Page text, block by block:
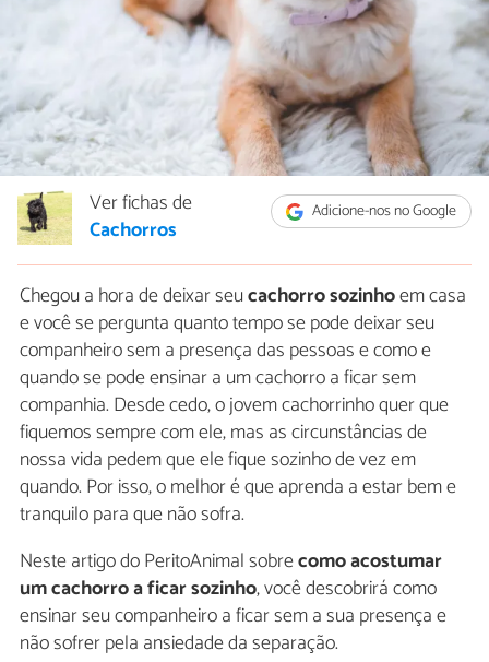
Adicione-nos no Google
Ver fichas de
Cachorros
Chegou a hora de deixar seucachorro sozinhoem casa
e você se pergunta quanto tempo se pode deixar seu
companheiro sem a presença das pessoas e como e
quando se pode ensinar a um cachorro a ficar sem
companhia. Desde cedo, o jovem cachorrinho quer que
fiquemos sempre com ele, mas as circunstâncias de
nossa vida pedem que ele fique sozinho de vez em
quando. Por isso, o melhor é que aprenda a estar bem e
tranquilo para que não sofra.
Neste artigo do PeritoAnimal sobrecomo acostumar
um cachorro a ficar sozinho, você descobrirá como
ensinar seu companheiro a ficar sem a sua presença e
não sofrer pela ansiedade da separação.